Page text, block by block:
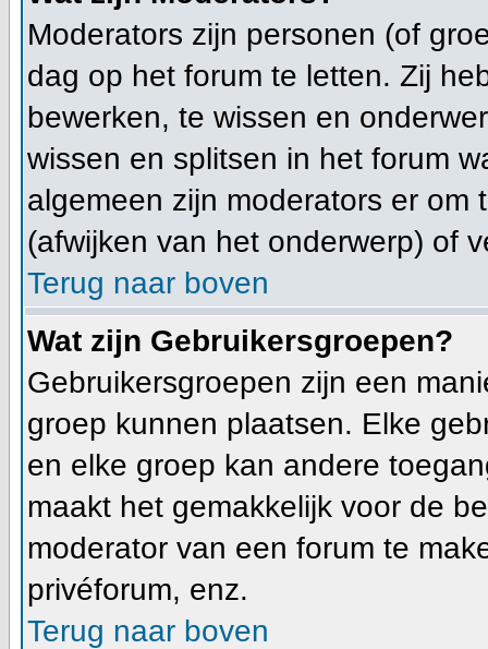
Moderators zijn personen (of
dag op het forum te letten. Zij
bewerken, te wissen en
wissen en splitsen in het forum
algemeen zijn moderators er
(afwijken van het onderwerp) of
Terug naar boven
Wat zijn Gebruikersgroepen?
Gebruikersgroepen zijn een
groep kunnen plaatsen. Elke
en elke groep kan andere
maakt het gemakkelijk voor de
moderator van een forum te
privéforum, enz.
Terug naar boven